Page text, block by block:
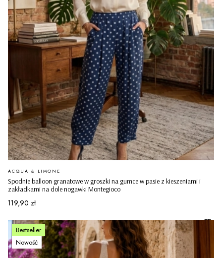
Spodnie balloon granatowe w groszki na gumce w pasie z kieszeniami i
zakładkami na dole nogawki Montegioco
PRODUCENT
ACQUA & LIMONE
Cena
119,90 zł
Bestseller
Nowość